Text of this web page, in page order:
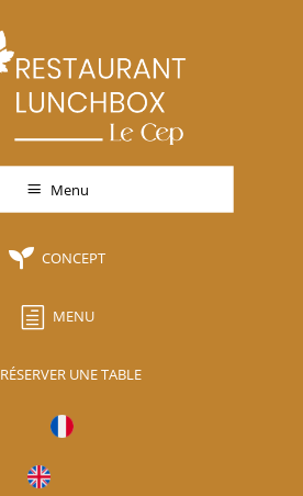
a Menu
 CONCEPT
h MENU
RÉSERVER UNE TABLE